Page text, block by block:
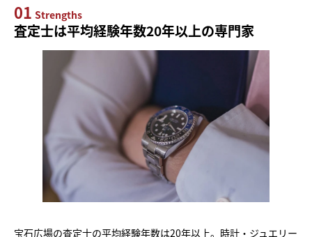
01 Strengths
査定士は平均経験年数20年以上の専門家
宝石広場の査定士の平均経験年数は20年以上。時計・ジュエリー